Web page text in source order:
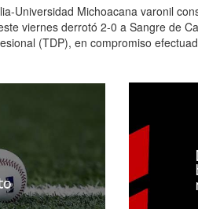
Universidad Michoacana varonil
viernes derrotó 2-0 a Sangre de
(TDP), en compromiso